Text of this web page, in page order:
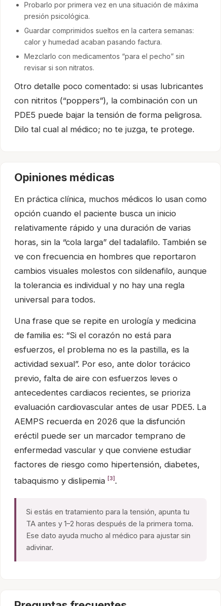
Probarlo por primera vez en una situación de máxima
presión psicológica.
Guardar comprimidos sueltos en la cartera semanas:
calor y humedad acaban pasando factura.
Mezclarlo con medicamentos “para el pecho” sin
revisar si son nitratos.
Otro detalle poco comentado: si usas lubricantes
con nitritos (“poppers”), la combinación con un
PDE5 puede bajar la tensión de forma peligrosa.
Dilo tal cual al médico; no te juzga, te protege.
Opiniones médicas
En práctica clínica, muchos médicos lo usan como
opción cuando el paciente busca un inicio
relativamente rápido y una duración de varias
horas, sin la “cola larga” del tadalafilo. También se
ve con frecuencia en hombres que reportaron
cambios visuales molestos con sildenafilo, aunque
la tolerancia es individual y no hay una regla
universal para todos.
Una frase que se repite en urología y medicina
de familia es: “Si el corazón no está para
esfuerzos, el problema no es la pastilla, es la
actividad sexual”. Por eso, ante dolor torácico
previo, falta de aire con esfuerzos leves o
antecedentes cardiacos recientes, se prioriza
evaluación cardiovascular antes de usar PDE5. La
AEMPS recuerda en 2026 que la disfunción
eréctil puede ser un marcador temprano de
enfermedad vascular y que conviene estudiar
factores de riesgo como hipertensión, diabetes,
tabaquismo y dislipemia [3] .
Si estás en tratamiento para la tensión, apunta tu
TA antes y 1–2 horas después de la primera toma.
Ese dato ayuda mucho al médico para ajustar sin
adivinar.